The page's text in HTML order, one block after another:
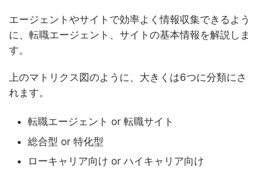
エージェントやサイトで効率よく情報収集できるよう
に、転職エージェント、サイトの基本情報を解説しま
す。
上のマトリクス図のように、大きくは6つに分類にさ
れます。
転職エージェント or 転職サイト
総合型 or 特化型
ローキャリア向け or ハイキャリア向け